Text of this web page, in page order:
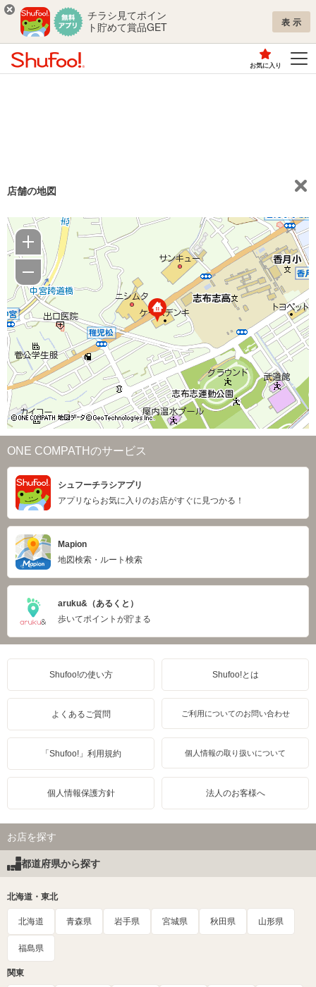
チラシ見てポイン
ト貯めて賞品GET
表示
お気に入り
店舗の地図
ONE COMPATHのサービス
シュフーチラシアプリ
アプリならお気に入りのお店がすぐに見つかる！
Mapion
地図検索・ルート検索
aruku&（あるくと）
歩いてポイントが貯まる
Shufoo!の使い方 Shufoo!とは
よくあるご質問 ご利用についてのお問い合わせ
「Shufoo!」利用規約 個人情報の取り扱いについて
個人情報保護方針 法人のお客様へ
お店を探す
都道府県から探す
北海道・東北
北海道 青森県 岩手県 宮城県 秋田県 山形県
福島県
関東